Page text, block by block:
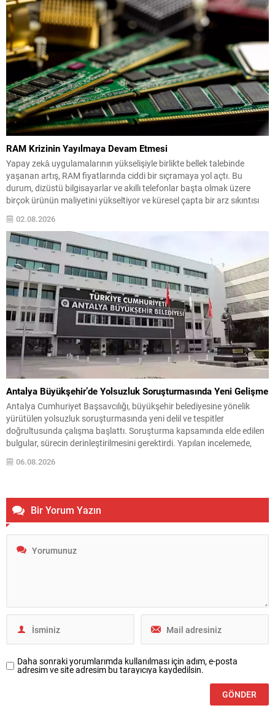
RAM Krizinin Yayılmaya Devam Etmesi
Yapay zekâ uygulamalarının yükselişiyle birlikte bellek talebinde
yaşanan artış, RAM fiyatlarında ciddi bir sıçramaya yol açtı. Bu
durum, dizüstü bilgisayarlar ve akıllı telefonlar başta olmak üzere
birçok ürünün maliyetini yükseltiyor ve küresel çapta bir arz sıkıntısı
mikroçip tedarikindeki darboğazın 2027’de derinleşmesi ve...
02.08.2026
Antalya Büyükşehir’de Yolsuzluk Soruşturmasında Yeni Gelişme
Antalya Cumhuriyet Başsavcılığı, büyükşehir belediyesine yönelik
yürütülen yolsuzluk soruşturmasında yeni delil ve tespitler
doğrultusunda çalışma başlattı. Soruşturma kapsamında elde edilen
bulgular, sürecin derinleştirilmesini gerektirdi. Yapılan incelemede,
daha önce etkin pişmanlıktan faydalanan iki kişinin beyanlarında
eksiklik olduğu değerlendirildi. Bu değerlendirme üzerine emniyet
06.08.2026
Bir Yorum Yazın
Daha sonraki yorumlarımda kullanılması için adım, e-posta
adresim ve site adresim bu tarayıcıya kaydedilsin.